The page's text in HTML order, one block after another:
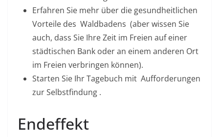
Erfahren Sie mehr über die gesundheitlichen
Vorteile des Waldbadens (aber wissen Sie
auch, dass Sie Ihre Zeit im Freien auf einer
städtischen Bank oder an einem anderen Ort
im Freien verbringen können).
Starten Sie Ihr Tagebuch mit Aufforderungen
zur Selbstfindung .
Endeffekt